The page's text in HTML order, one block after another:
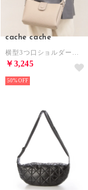
cache cache
￥3,245
50%